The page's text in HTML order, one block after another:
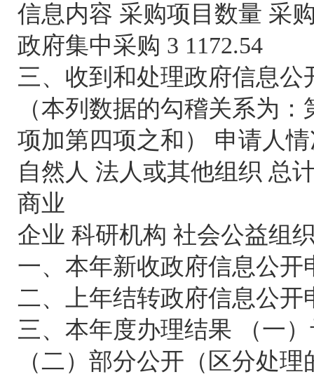
信息内容 采购项目数量 采
政府集中采购 3 1172.54
三、收到和处理政府信息公
（本列数据的勾稽关系为
项加第四项之和） 申请人
自然人 法人或其他组织 总
商业
企业 科研机构 社会公益组
一、本年新收政府信息公开
二、上年结转政府信息公开
三、本年度办理结果 （一
（二）部分公开（区分处